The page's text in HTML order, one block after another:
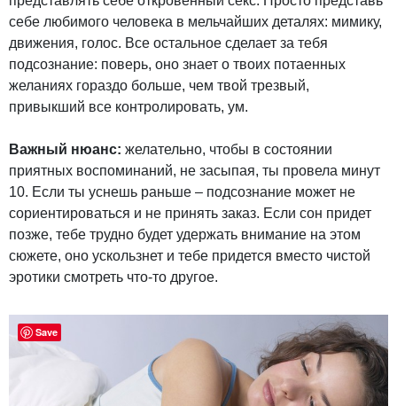
себе любимого человека в мельчайших деталях: мимику,
движения, голос. Все остальное сделает за тебя
подсознание: поверь, оно знает о твоих потаенных
желаниях гораздо больше, чем твой трезвый,
привыкший все контролировать, ум.
Важный нюанс: желательно, чтобы в состоянии
приятных воспоминаний, не засыпая, ты провела минут
10. Если ты уснешь раньше – подсознание может не
сориентироваться и не принять заказ. Если сон придет
позже, тебе трудно будет удержать внимание на этом
сюжете, оно ускользнет и тебе придется вместо чистой
эротики смотреть что-то другое.
Save